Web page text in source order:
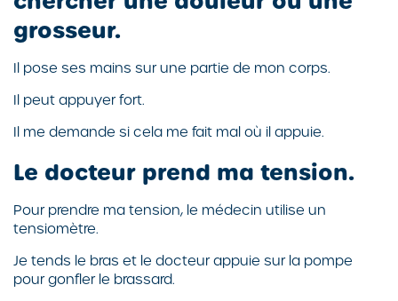
grosseur.
Il pose ses mains sur une partie de mon corps.
Il peut appuyer fort.
Il me demande si cela me fait mal où il appuie.
Le docteur prend ma tension.
Pour prendre ma tension, le médecin utilise un
tensiomètre.
Je tends le bras et le docteur appuie sur la pompe
pour gonfler le brassard.